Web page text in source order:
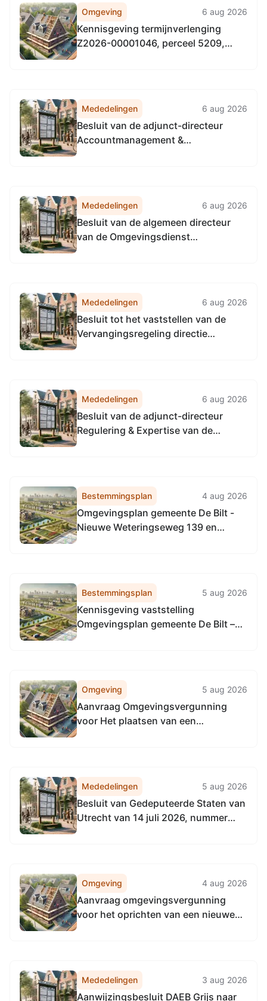
Omgeving 6 aug 2026
Kennisgeving termijnverlenging
Z2026-00001046, perceel 5209,
Mededelingen 6 aug 2026
Besluit van de adjunct-directeur
Accountmanagement &
2026, tot het vaststellen van de
Vervangingsregeling directie
Accountmanagement &
Bedrijfsvoering Omgevingsdienst...
Mededelingen 6 aug 2026
Besluit van de algemeen directeur
van de Omgevingsdienst
directeur Omgevingsdienst
Noordzeekanaalgebied
Mededelingen 6 aug 2026
Besluit tot het vaststellen van de
Vervangingsregeling directie
Mededelingen 6 aug 2026
Besluit van de adjunct-directeur
Regulering & Expertise van de
Vervangingsregeling directie
Regulering & Expertise
Omgevingsdienst
Noordzeekanaalgebied
Bestemmingsplan 4 aug 2026
Omgevingsplan gemeente De Bilt -
Nieuwe Weteringseweg 139 en
Bestemmingsplan 5 aug 2026
Kennisgeving vaststelling
Omgevingsplan gemeente De Bilt –
Omgeving 5 aug 2026
Aanvraag Omgevingsvergunning
voor Het plaatsen van een
Mededelingen 5 aug 2026
Besluit van Gedeputeerde Staten van
Utrecht van 14 juli 2026, nummer
Omgeving 4 aug 2026
Aanvraag omgevingsvergunning
voor het oprichten van een nieuwe
Mededelingen 3 aug 2026
Aanwijzingsbesluit DAEB Grijs naar